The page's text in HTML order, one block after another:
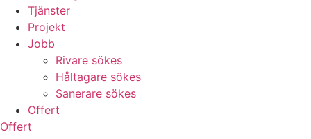
Tjänster
Projekt
Jobb
Rivare sökes
Håltagare sökes
Sanerare sökes
Offert
Offert